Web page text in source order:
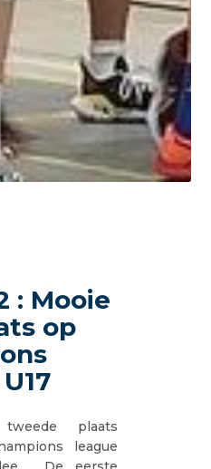
: Mooie
op
plaats
league